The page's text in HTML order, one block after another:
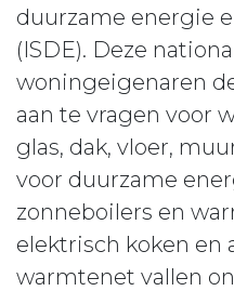
duurzame energie
(ISDE). Deze
woningeigenaren
aan te vragen voor
glas, dak, vloer,
voor duurzame
zonneboilers en
elektrisch koken en
warmtenet vallen